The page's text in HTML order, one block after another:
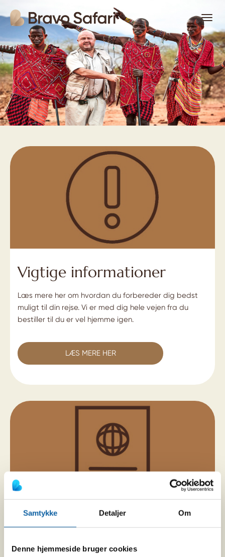
Samtykke Detaljer Om
Denne hjemmeside bruger cookies
Vigtige informationer
Læs mere her om hvordan du forbereder dig bedst
muligt til din rejse. Vi er med dig hele vejen fra du
bestiller til du er vel hjemme igen.
LÆS MERE HER
Visum
Få hjælp til at søge visum, så du kan komme på